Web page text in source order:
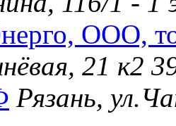
ООО,
21 к2
Рязань,